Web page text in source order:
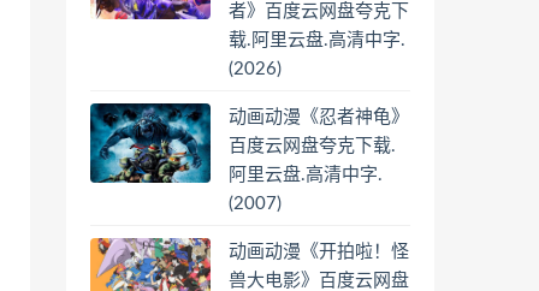
者》百度云网盘夸克下
载.阿里云盘.高清中字.
(2026)
动画动漫《忍者神龟》
百度云网盘夸克下载.
阿里云盘.高清中字.
(2007)
动画动漫《开拍啦！怪
兽大电影》百度云网盘